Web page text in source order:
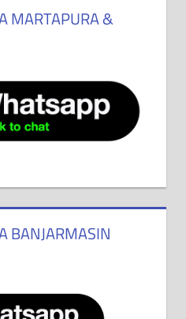
MARTAPURA &
BANJARMASIN